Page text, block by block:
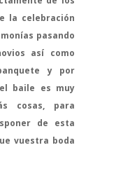
la celebración
pasando
así como
y por
baile es muy
cosas, para
de esta
vuestra boda